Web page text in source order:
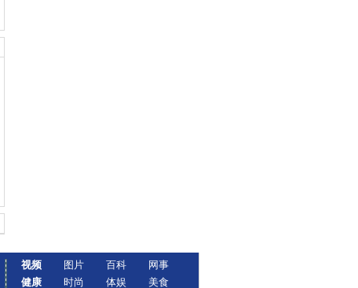
视频
健康
图片
时尚
百科
体娱
网事
美食